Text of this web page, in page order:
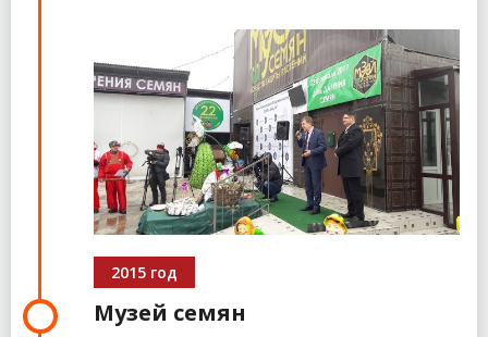
2015 год
Музей семян